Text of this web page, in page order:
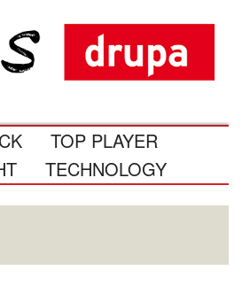
TOP PLAYER
TECHNOLOGY